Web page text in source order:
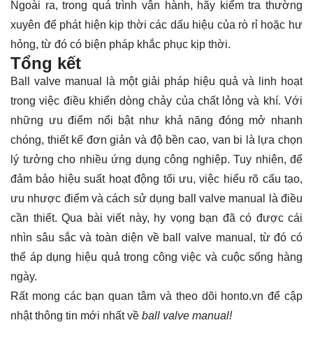
Ngoài ra, trong quá trình vận hành, hãy kiểm tra thường
xuyên để phát hiện kịp thời các dấu hiệu của rò rỉ hoặc hư
hỏng, từ đó có biện pháp khắc phục kịp thời.
Tổng kết
Ball valve manual là một giải pháp hiệu quả và linh hoạt
trong việc điều khiển dòng chảy của chất lỏng và khí. Với
những ưu điểm nổi bật như khả năng đóng mở nhanh
chóng, thiết kế đơn giản và độ bền cao, van bi là lựa chọn
lý tưởng cho nhiều ứng dụng công nghiệp. Tuy nhiên, để
đảm bảo hiệu suất hoạt động tối ưu, việc hiểu rõ cấu tạo,
ưu nhược điểm và cách sử dụng ball valve manual là điều
cần thiết. Qua bài viết này, hy vọng bạn đã có được cái
nhìn sâu sắc và toàn diện về ball valve manual, từ đó có
thể áp dụng hiệu quả trong công việc và cuộc sống hàng
ngày.
Rất mong các bạn quan tâm và theo dõi honto.vn để cập
nhật thông tin mới nhất về ball valve manual!